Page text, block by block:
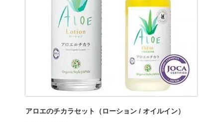
アロエのチカラセット（ローション / オイルイン）